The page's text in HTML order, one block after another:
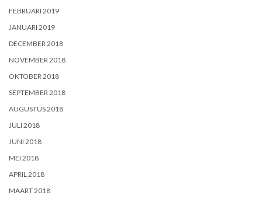
FEBRUARI 2019
JANUARI 2019
DECEMBER 2018
NOVEMBER 2018
OKTOBER 2018
SEPTEMBER 2018
AUGUSTUS 2018
JULI 2018
JUNI 2018
MEI 2018
APRIL 2018
MAART 2018